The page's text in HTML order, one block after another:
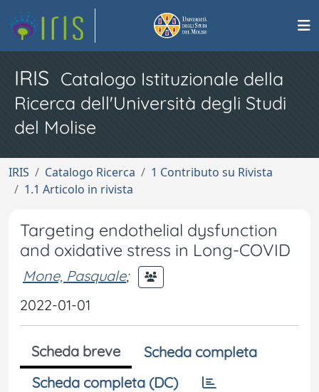
IRIS Catalogo Istituzionale della
Ricerca dell'Università degli Studi
del Molise
IRIS Catalogo Ricerca
1 Contributo su Rivista
1.1 Articolo in rivista
Targeting endothelial dysfunction
and oxidative stress in Long-COVID
Mone, Pasquale;
2022-01-01
Scheda breve
Scheda completa
Scheda completa (DC)